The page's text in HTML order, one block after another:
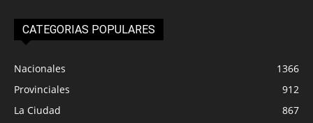
CATEGORIAS POPULARES
Nacionales
1366
Provinciales
912
La Ciudad
867